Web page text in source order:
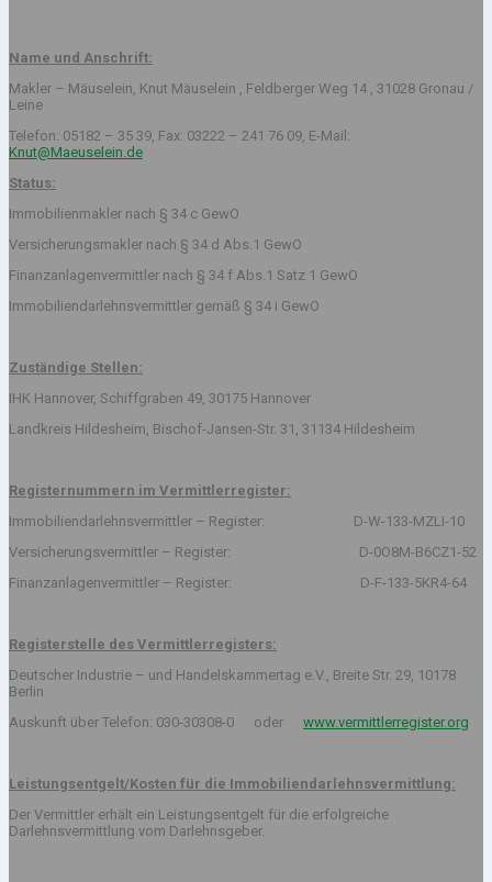
Name und Anschrift:
Makler – Mäuselein, Knut Mäuselein , Feldberger Weg 14 , 31028 Gronau /
Leine
Telefon: 05182 – 35 39, Fax: 03222 – 241 76 09, E-Mail:
Knut@Maeuselein.de
Status:
Immobilienmakler nach § 34 c GewO
Versicherungsmakler nach § 34 d Abs.1 GewO
Finanzanlagenvermittler nach § 34 f Abs.1 Satz 1 GewO
Immobiliendarlehnsvermittler gemäß § 34 i GewO
Zuständige Stellen:
IHK Hannover, Schiffgraben 49, 30175 Hannover
Landkreis Hildesheim, Bischof-Jansen-Str. 31, 31134 Hildesheim
Registernummern im Vermittlerregister:
Immobiliendarlehnsvermittler – Register: D-W-133-MZLI-10
Versicherungsvermittler – Register: D-0O8M-B6CZ1-52
Finanzanlagenvermittler – Register: D-F-133-5KR4-64
Registerstelle des Vermittlerregisters:
Deutscher Industrie – und Handelskammertag e.V., Breite Str. 29, 10178
Berlin
Auskunft über Telefon: 030-30308-0 oder www.vermittlerregister.org
Leistungsentgelt/Kosten für die Immobiliendarlehnsvermittlung:
Der Vermittler erhält ein Leistungsentgelt für die erfolgreiche
Darlehnsvermittlung vom Darlehnsgeber.